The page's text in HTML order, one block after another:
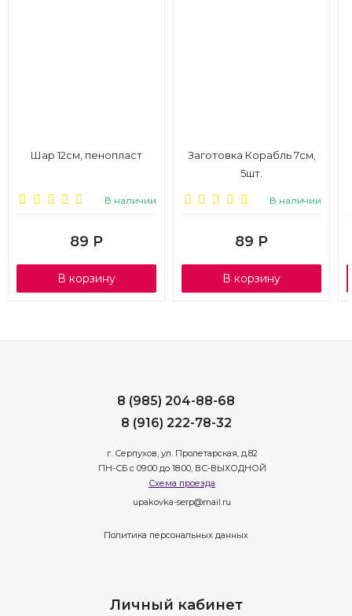
Шар 12см, пенопласт
В наличии
89 Р
В корзину
Заготовка Корабль 7см,
5шт.
В наличии
89 Р
В корзину
8 (985) 204-88-68
8 (916) 222-78-32
г. Серпухов, ул. Пролетарская, д.82
ПН-СБ с 09:00 до 18:00, ВС-ВЫХОДНОЙ
Схема проезда
upakovka-serp@mail.ru
Политика персональных данных
Личный кабинет